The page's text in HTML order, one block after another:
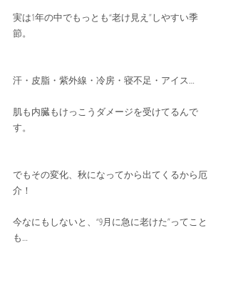
実は1年の中でもっとも“老け見え”しやすい季
節。
汗・皮脂・紫外線・冷房・寝不足・アイス…
肌も内臓もけっこうダメージを受けてるんで
す。
でもその変化、秋になってから出てくるから厄
介！
今なにもしないと、“9月に急に老けた”ってこと
も…